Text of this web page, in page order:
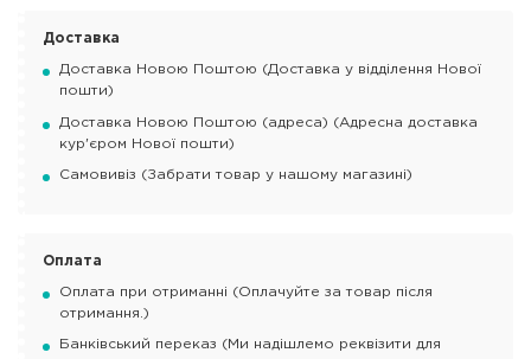
Доставка
Доставка Новою Поштою (Доставка у відділення Нової
пошти)
Доставка Новою Поштою (адреса) (Адресна доставка
кур'єром Нової пошти)
Самовивіз (Забрати товар у нашому магазині)
Оплата
Оплата при отриманні (Оплачуйте за товар після
отримання.)
Банківський переказ (Ми надішлемо реквізити для